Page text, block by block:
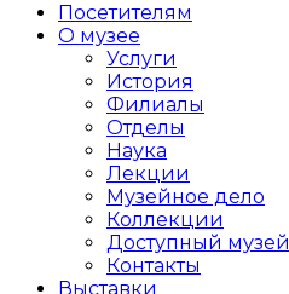
Посетителям
О музее
Услуги
История
Филиалы
Отделы
Наука
Лекции
Музейное дело
Коллекции
Доступный музей
Контакты
Выставки